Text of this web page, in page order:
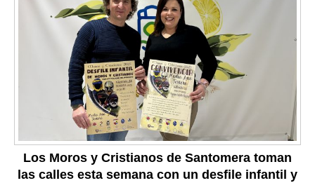
Los Moros y Cristianos de Santomera toman
las calles esta semana con un desfile infantil y